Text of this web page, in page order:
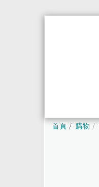
首頁 購物